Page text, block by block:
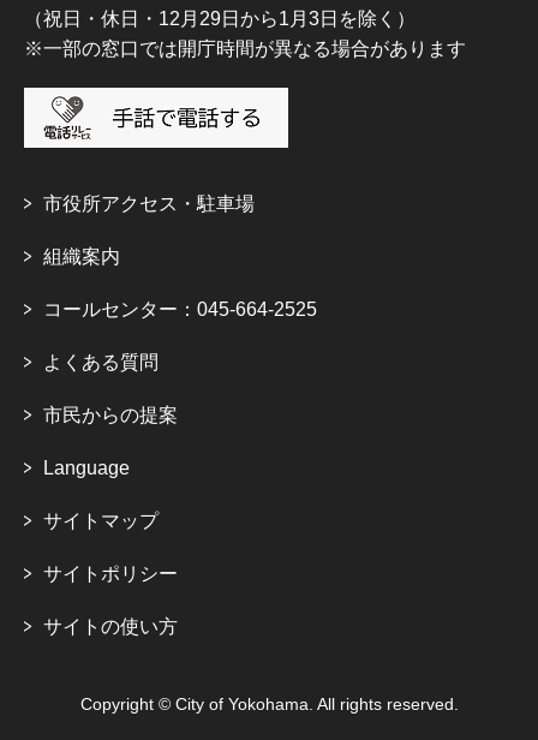
（祝日・休日・12月29日から1月3日を除く）
※一部の窓口では開庁時間が異なる場合があります
市役所アクセス・駐車場
組織案内
コールセンター：045-664-2525
よくある質問
市民からの提案
Language
サイトマップ
サイトポリシー
サイトの使い方
Copyright © City of Yokohama. All rights reserved.